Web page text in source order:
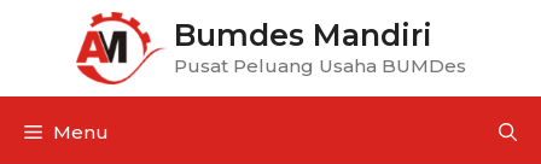
Bumdes Mandiri
Pusat Peluang Usaha BUMDes
Menu